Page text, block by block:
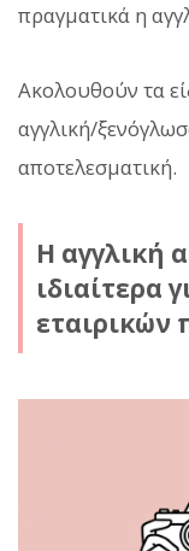
πραγματικά η
Ακολουθούν τα
αγγλική/
αποτελεσματική.
Η αγγλική
ιδιαίτερα
εταιρικών